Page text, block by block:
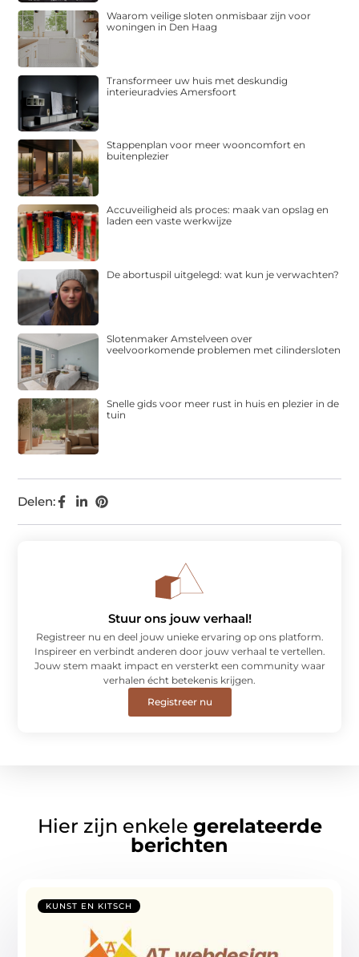
Delen:
Waarom veilige sloten onmisbaar zijn voor
woningen in Den Haag
Transformeer uw huis met deskundig
interieuradvies Amersfoort
Stappenplan voor meer wooncomfort en
buitenplezier
Accuveiligheid als proces: maak van opslag en
laden een vaste werkwijze
De abortuspil uitgelegd: wat kun je verwachten?
Slotenmaker Amstelveen over
veelvoorkomende problemen met cilindersloten
Snelle gids voor meer rust in huis en plezier in de
tuin
Stuur ons jouw verhaal!
Registreer nu en deel jouw unieke ervaring op ons platform.
Inspireer en verbindt anderen door jouw verhaal te vertellen.
Jouw stem maakt impact en versterkt een community waar
verhalen écht betekenis krijgen.
Registreer nu
Hier zijn enkele gerelateerde
berichten
KUNST EN KITSCH